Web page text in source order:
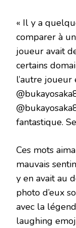
« Il y a
comparer à
joueur avait
certains
l’autre
fantastique.
Ces mots
mauvais
y en avait au
photo d’eux
avec la
laughing